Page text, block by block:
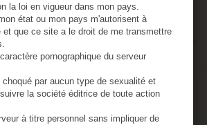
Rupture de stock
la loi en vigueur dans mon pays.
état ou mon pays m'autorisent à
que ce site a le droit de me transmettre
pornographique du serveur
choqué par aucun type de sexualité et
la société éditrice de toute action
à titre personnel sans impliquer de